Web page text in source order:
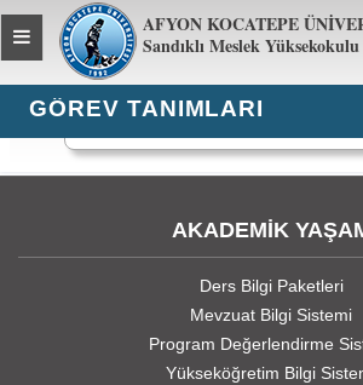
AFYON KOCATEPE
Sandıklı Meslek Yüksekokulu
Toggle
global
navigation
GÖREV TANIMLARI
AKADEMİK
Ders Bilgi Paketleri
Mevzuat Bilgi Sistemi
Program Değerlendirme
Yükseköğretim Bilgi